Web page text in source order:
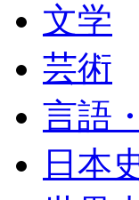
文学
芸術
言語
日本